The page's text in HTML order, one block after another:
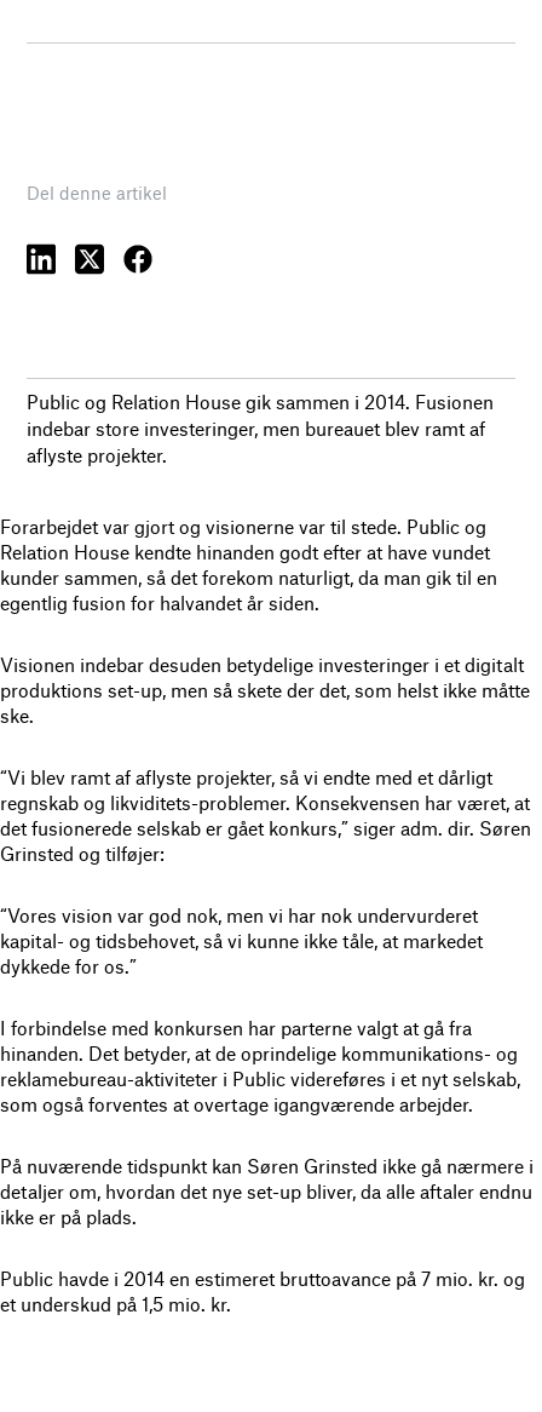
Del denne artikel
Public og Relation House gik sammen i 2014. Fusionen
indebar store investeringer, men bureauet blev ramt af
aflyste projekter.
Forarbejdet var gjort og visionerne var til stede. Public og
Relation House kendte hinanden godt efter at have vundet
kunder sammen, så det forekom naturligt, da man gik til en
egentlig fusion for halvandet år siden.
Visionen indebar desuden betydelige investeringer i et digitalt
produktions set-up, men så skete der det, som helst ikke måtte
ske.
“Vi blev ramt af aflyste projekter, så vi endte med et dårligt
regnskab og likviditets-problemer. Konsekvensen har været, at
det fusionerede selskab er gået konkurs,” siger adm. dir. Søren
Grinsted og tilføjer:
“Vores vision var god nok, men vi har nok undervurderet
kapital- og tidsbehovet, så vi kunne ikke tåle, at markedet
dykkede for os.”
I forbindelse med konkursen har parterne valgt at gå fra
hinanden. Det betyder, at de oprindelige kommunikations- og
reklamebureau-aktiviteter i Public videreføres i et nyt selskab,
som også forventes at overtage igangværende arbejder.
På nuværende tidspunkt kan Søren Grinsted ikke gå nærmere i
detaljer om, hvordan det nye set-up bliver, da alle aftaler endnu
ikke er på plads.
Public havde i 2014 en estimeret bruttoavance på 7 mio. kr. og
et underskud på 1,5 mio. kr.